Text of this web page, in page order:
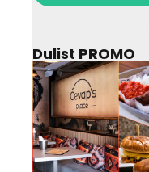
Dulist PROMO